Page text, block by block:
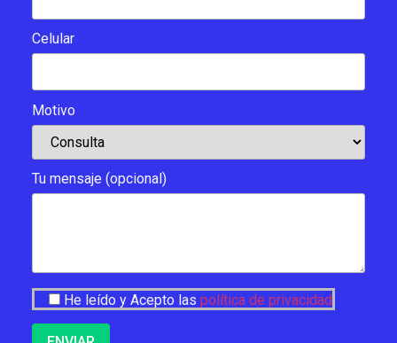
Celular
Motivo
Tu mensaje (opcional)
He leído y Acepto las política de privacidad